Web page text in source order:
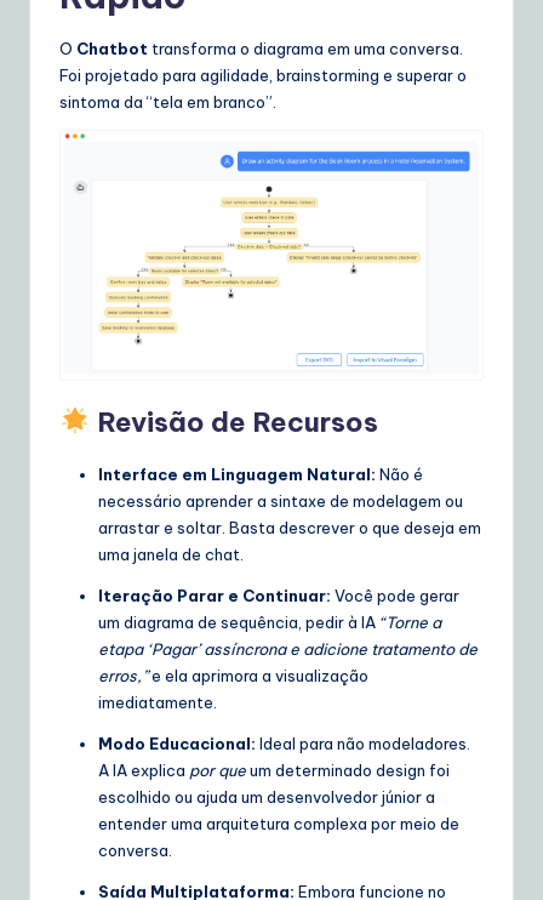
O Chatbot transforma o diagrama em uma conversa.
Foi projetado para agilidade, brainstorming e superar o
sintoma da “tela em branco”.
Revisão de Recursos
Interface em Linguagem Natural: Não é
necessário aprender a sintaxe de modelagem ou
arrastar e soltar. Basta descrever o que deseja em
uma janela de chat.
Iteração Parar e Continuar: Você pode gerar
um diagrama de sequência, pedir à IA “Torne a
etapa ‘Pagar’ assíncrona e adicione tratamento de
erros,”e ela aprimora a visualização
imediatamente.
Modo Educacional: Ideal para não modeladores.
A IA explica por queum determinado design foi
escolhido ou ajuda um desenvolvedor júnior a
entender uma arquitetura complexa por meio de
conversa.
Saída Multiplataforma: Embora funcione no